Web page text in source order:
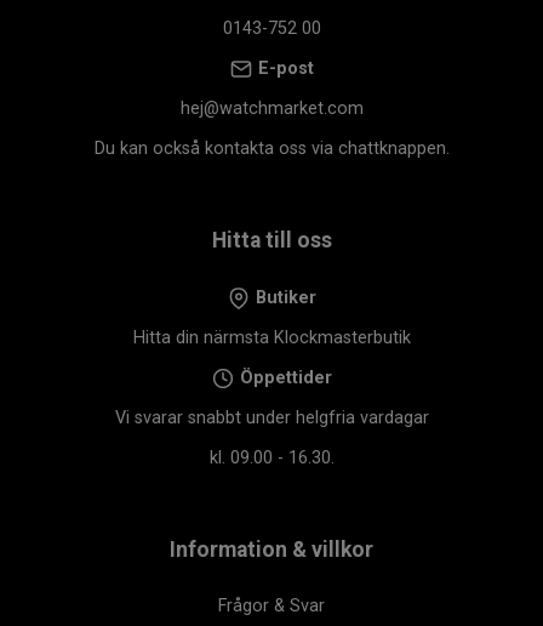
0143-752 00
E-post
hej@watchmarket.com
Du kan också kontakta oss via chattknappen.
Hitta till oss
Butiker
Hitta din närmsta Klockmasterbutik
Öppettider
Vi svarar snabbt under helgfria vardagar
kl. 09.00 - 16.30.
Information & villkor
Frågor & Svar